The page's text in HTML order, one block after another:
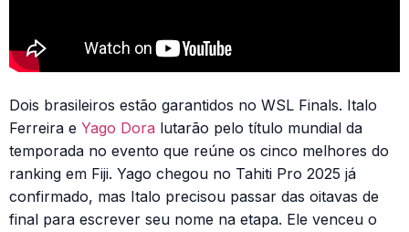
Dois brasileiros estão garantidos no WSL Finals. Italo
Ferreira e Yago Dora lutarão pelo título mundial da
temporada no evento que reúne os cinco melhores do
ranking em Fiji. Yago chegou no Tahiti Pro 2025 já
confirmado, mas Italo precisou passar das oitavas de
final para escrever seu nome na etapa. Ele venceu o